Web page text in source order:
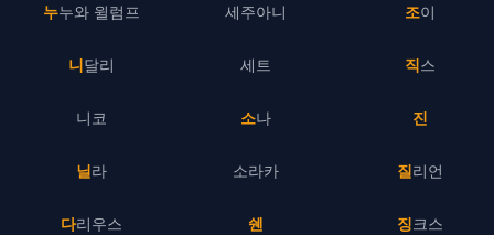
누누와 윌럼프
니달리
니코
닐라
다리우스
세주아니
세트
소나
소라카
쉔
조이
직스
진
질리언
징크스